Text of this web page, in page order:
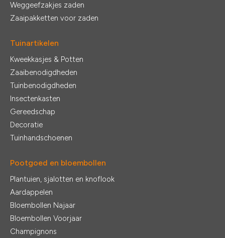
Weggeefzakjes zaden
Zaaipakketten voor zaden
Tuinartikelen
Kweekkasjes & Potten
Zaaibenodigdheden
Tuinbenodigdheden
Insectenkasten
Gereedschap
Decoratie
Tuinhandschoenen
Pootgoed en bloembollen
Plantuien, sjalotten en knoflook
Aardappelen
Bloembollen Najaar
Bloembollen Voorjaar
Champignons